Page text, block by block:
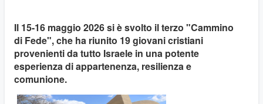
Il 15-16 maggio 2026 si è svolto il terzo "Cammino
di Fede", che ha riunito 19 giovani cristiani
provenienti da tutto Israele in una potente
esperienza di appartenenza, resilienza e
comunione.